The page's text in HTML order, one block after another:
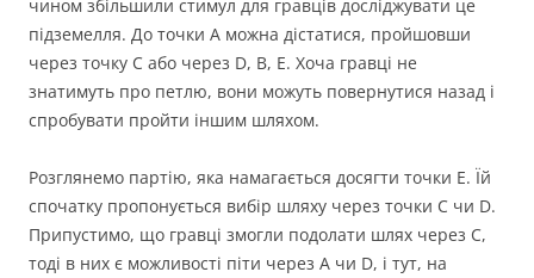
чином збільшили стимул для гравців досліджувати це
підземелля. До точки A можна дістатися, пройшовши
через точку C або через D, B, E. Хоча гравці не
знатимуть про петлю, вони можуть повернутися назад і
спробувати пройти іншим шляхом.
Розглянемо партію, яка намагається досягти точки E. Їй
спочатку пропонується вибір шляху через точки C чи D.
Припустимо, що гравці змогли подолати шлях через C,
тоді в них є можливості піти через A чи D, і тут, на